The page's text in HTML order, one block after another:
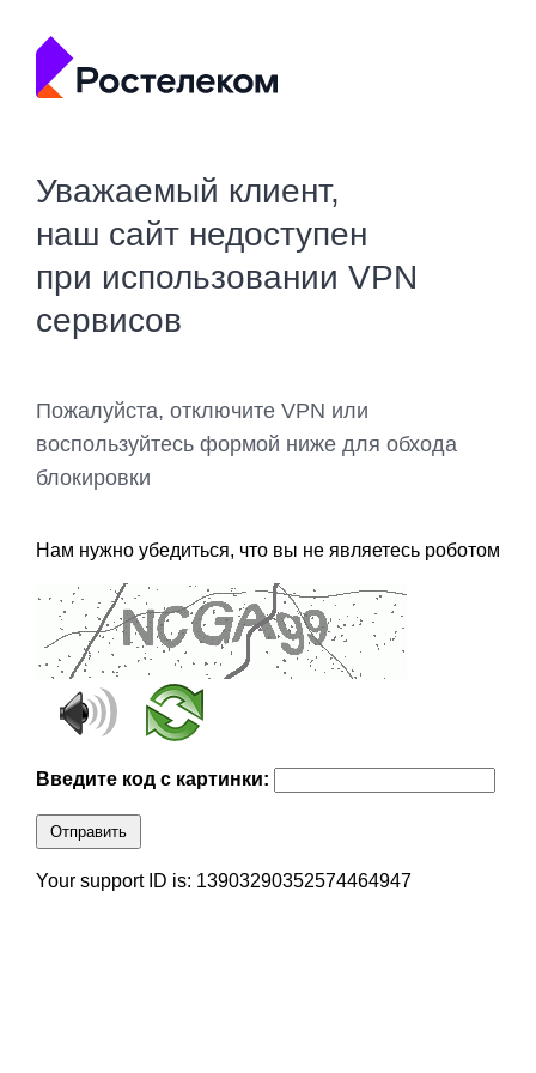
Уважаемый клиент,
наш сайт недоступен
при использовании VPN
сервисов
Пожалуйста, отключите VPN или
воспользуйтесь формой ниже для обхода
блокировки
Нам нужно убедиться, что вы не являетесь роботом
Введите код с картинки:
Отправить
Your support ID is: 13903290352574464947